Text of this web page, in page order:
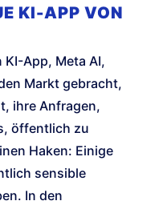
KI-APP VON
App, Meta AI,
Markt gebracht,
ihre Anfragen,
öffentlich zu
Haken: Einige
sensible
In den